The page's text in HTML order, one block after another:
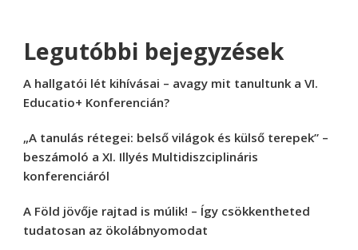
Legutóbbi bejegyzések
A hallgatói lét kihívásai – avagy mit tanultunk a VI.
Educatio+ Konferencián?
„A tanulás rétegei: belső világok és külső terepek” –
beszámoló a XI. Illyés Multidiszciplináris
konferenciáról
A Föld jövője rajtad is múlik! – Így csökkentheted
tudatosan az ökolábnyomodat